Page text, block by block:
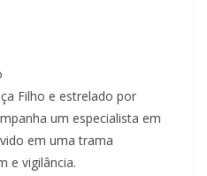
Filho e estrelado por
um especialista em
em uma trama
e vigilância.